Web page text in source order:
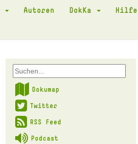
Autoren DokKa Hilfe
Dokumap
Twitter
RSS Feed
Podcast